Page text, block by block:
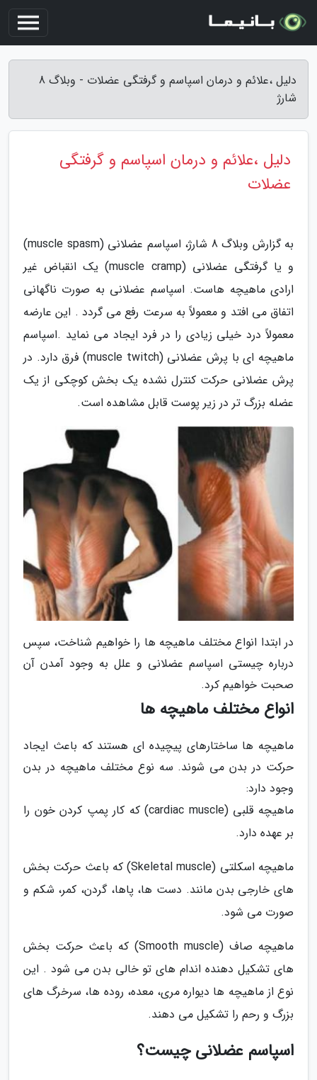
دلیل ،علائم و درمان اسپاسم و گرفتگی عضلات - وبلاگ 8
شارژ
دلیل ،علائم و درمان اسپاسم و گرفتگی
عضلات
به گزارش وبلاگ 8 شارژ، اسپاسم عضلانی (muscle spasm)
و یا گرفتگی عضلانی (muscle cramp) یک انقباض غیر
ارادی ماهیچه هاست. اسپاسم عضلانی به صورت ناگهانی
اتفاق می افتد و معمولاً به سرعت رفع می گردد . این عارضه
معمولاً درد خیلی زیادی را در فرد ایجاد می نماید .اسپاسم
ماهیچه ای با پرش عضلانی (muscle twitch) فرق دارد. در
پرش عضلانی حرکت کنترل نشده یک بخش کوچکی از یک
عضله بزرگ تر در زیر پوست قابل مشاهده است.
در ابتدا انواع مختلف ماهیچه ها را خواهیم شناخت، سپس
درباره چیستی اسپاسم عضلانی و علل به وجود آمدن آن
صحبت خواهیم کرد.
انواع مختلف ماهیچه ها
ماهیچه ها ساختارهای پیچیده ای هستند که باعث ایجاد
حرکت در بدن می شوند. سه نوع مختلف ماهیچه در بدن
وجود دارد:
ماهیچه قلبی (cardiac muscle) که کار پمپ کردن خون را
بر عهده دارد.
ماهیچه اسکلتی (Skeletal muscle) که باعث حرکت بخش
های خارجی بدن مانند. دست ها، پاها، گردن، کمر، شکم و
صورت می شود.
ماهیچه صاف (Smooth muscle) که باعث حرکت بخش
های تشکیل دهنده اندام های تو خالی بدن می شود . این
نوع از ماهیچه ها دیواره مری، معده، روده ها، سرخرگ های
بزرگ و رحم را تشکیل می دهند.
اسپاسم عضلانی چیست؟